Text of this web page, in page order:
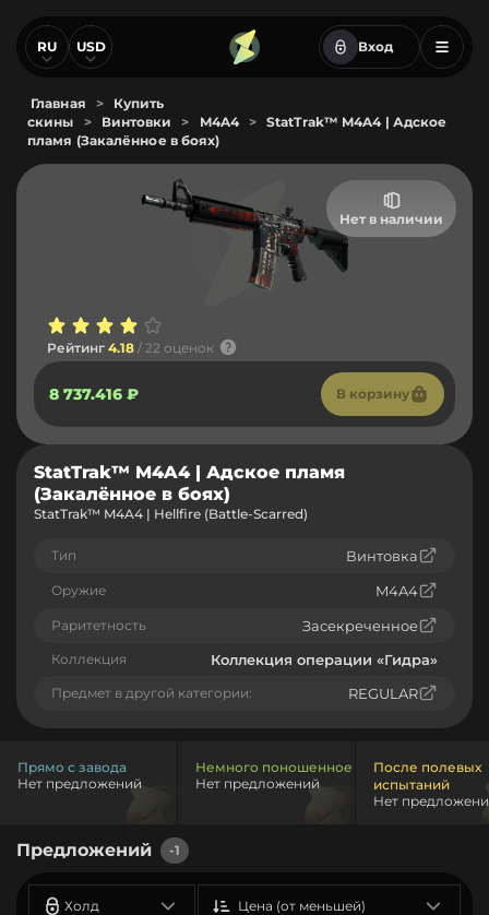
RU USD Вход
Главная >
Купить
скины
> Винтовки > M4A4 >
StatTrak™ M4A4 | Адское
пламя (Закалённое в боях)
Нет в наличии
Рейтинг 4.18 / 22 оценок
8 737.416 ₽ В корзину
StatTrak™ M4A4 | Адское пламя
(Закалённое в боях)
StatTrak™ M4A4 | Hellfire (Battle-Scarred)
Тип Винтовка
Оружие M4A4
Раритетность Засекреченное
Коллекция Коллекция операции «Гидра»
Предмет в другой категории: REGULAR
Прямо с завода
Нет предложений
Немного поношенное
Нет предложений
После полевых
испытаний
Нет
Предложений -1
Холд Цена (от меньшей)